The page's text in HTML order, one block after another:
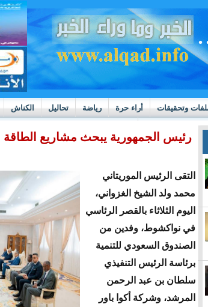
وتحقيقات أراء حرة رياضة تحاليل الكناش
https://
رئيس الجمهورية يبحث مشاريع
التقى الرئيس الموريتاني
محمد ولد الشيخ الغزواني،
اليوم الثلاثاء بالقصر الرئاسي
في نواكشوط، وفدين من
الصندوق السعودي للتنمية
برئاسة الرئيس التنفيذي
سلطان بن عبد الرحمن
المرشد، وشركة أكوا باور